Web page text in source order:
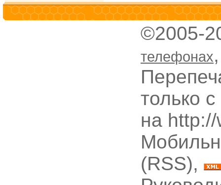
©2005-
телефонах
только
на
(RSS),